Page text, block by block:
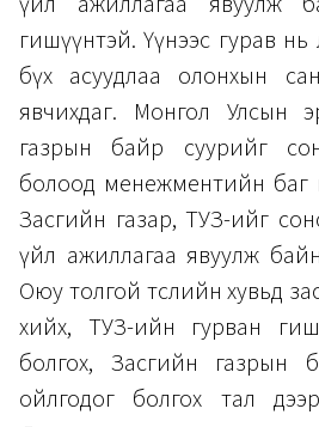
гишүүнтэй. Үүнээс гурав
бүх асуудлаа олонхын
явчихдаг. Монгол Улсын
газрын байр суурийг
болоод менежментийн баг
Засгийн газар, ТУЗ-ийг
үйл ажиллагаа явуулж
Оюу толгой төслийн хувьд
хийх, ТУЗ-ийн гурван
болгох, Засгийн газрын
ойлгодог болгох тал